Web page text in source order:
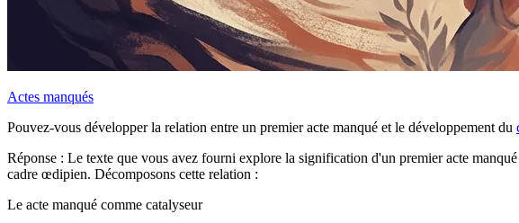
Actes manqués
Pouvez-vous développer la relation entre un premier acte manqué et le développement du
Réponse : Le texte que vous avez fourni explore la signification d'un premier acte manqué
cadre œdipien. Décomposons cette relation :
Le acte manqué comme catalyseur